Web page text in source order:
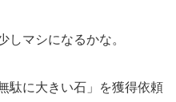
しマシになるかな。
駄に大きい石」を獲得依頼